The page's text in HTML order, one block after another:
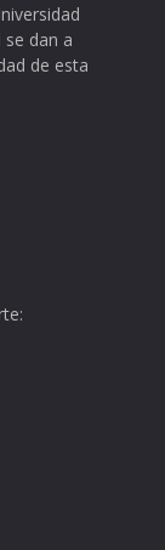
dan a
de esta